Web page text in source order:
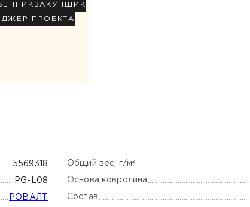
ЗАКУПЩИК
ПРОЕКТА
5569318
PG-L08
РОВАЛТ
Общий вес, г/м 2
Основа ковролина
Состав